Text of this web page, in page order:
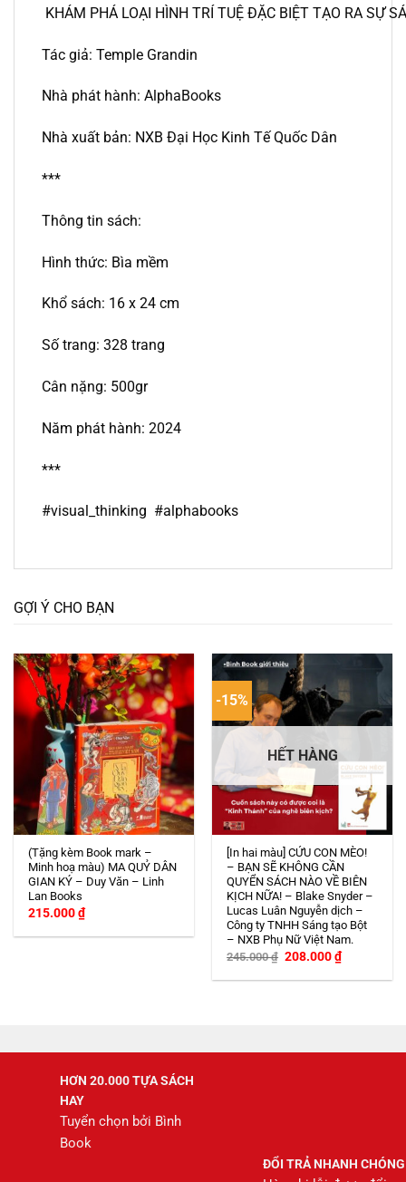
KHÁM PHÁ LOẠI HÌNH TRÍ TUỆ ĐẶC BIỆT TẠO RA SỰ
Tác giả: Temple Grandin
Nhà phát hành: AlphaBooks
Nhà xuất bản: NXB Đại Học Kinh Tế Quốc Dân
***
Thông tin sách:
Hình thức: Bìa mềm
Khổ sách: 16 x 24 cm
Số trang: 328 trang
Cân nặng: 500gr
Năm phát hành: 2024
***
#visual_thinking #alphabooks
GỢI Ý CHO BẠN
(Tặng kèm Book mark –
Minh hoạ màu) MA QUỶ DÂN
GIAN KÝ – Duy Văn – Linh
Lan Books
215.000₫
-15%
HẾT HÀNG
[In hai màu] CỨU CON MÈO!
– BẠN SẼ KHÔNG CẦN
QUYỂN SÁCH NÀO VỀ BIÊN
KỊCH NỮA! – Blake Snyder –
Lucas Luân Nguyễn dịch –
Công ty TNHH Sáng tạo Bột
– NXB Phụ Nữ Việt Nam.
245.000₫ Giá
là:
208.000₫Giá
hiện
tại
HƠN 20.000 TỰA SÁCH
HAY
Tuyển chọn bởi Bình
Book
ĐỔI TRẢ NHANH CHÓNG